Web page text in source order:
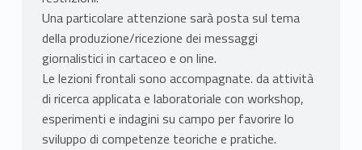
Una particolare attenzione sarà posta sul tema
della produzione/ricezione dei messaggi
giornalistici in cartaceo e on line.
Le lezioni frontali sono accompagnate. da attività
di ricerca applicata e laboratoriale con workshop,
esperimenti e indagini su campo per favorire lo
sviluppo di competenze teoriche e pratiche.